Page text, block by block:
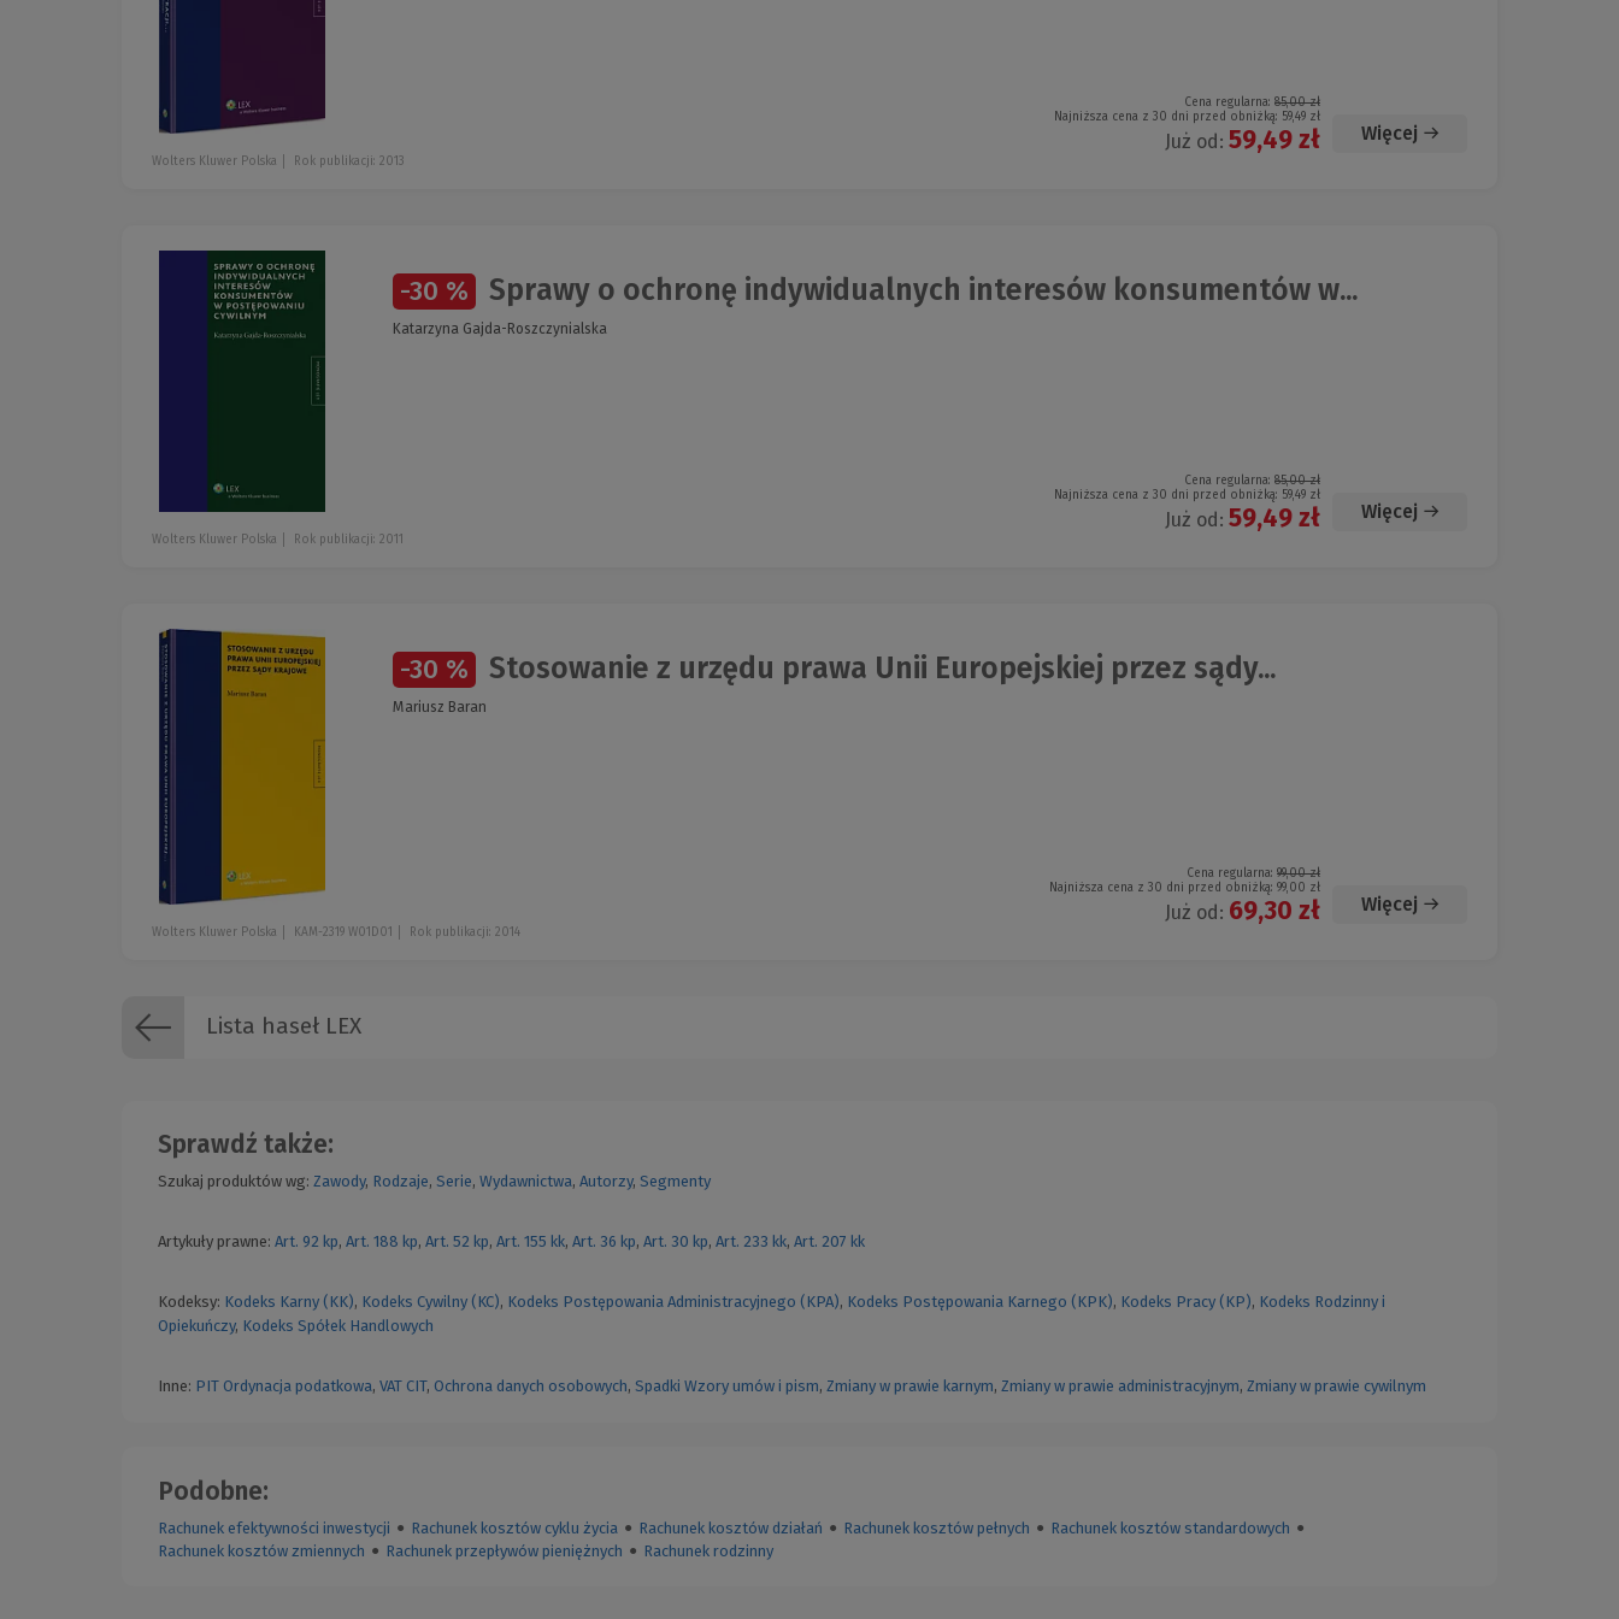
Cena regularna: 85,00 zł
Najniższa cena z 30 dni przed obniżką: 59,49 zł
Już od: 59,49 zł Więcej
Wolters Kluwer Polska Rok publikacji: 2013
-30 % Sprawy o ochronę indywidualnych interesów konsumentów w...
Katarzyna Gajda-Roszczynialska
Cena regularna: 85,00 zł
Najniższa cena z 30 dni przed obniżką: 59,49 zł
Już od: 59,49 zł Więcej
Wolters Kluwer Polska Rok publikacji: 2011
-30 % Stosowanie z urzędu prawa Unii Europejskiej przez sądy...
Mariusz Baran
Cena regularna: 99,00 zł
Najniższa cena z 30 dni przed obniżką: 99,00 zł
Już od: 69,30 zł Więcej
Wolters Kluwer Polska KAM-2319 W01D01 Rok publikacji: 2014
Lista haseł LEX
Sprawdź także:
Szukaj produktów wg: Zawody, Rodzaje, Serie, Wydawnictwa, Autorzy, Segmenty
Artykuły prawne: Art. 92 kp, Art. 188 kp, Art. 52 kp, Art. 155 kk, Art. 36 kp, Art. 30 kp, Art. 233 kk, Art. 207 kk
Kodeksy: Kodeks Karny (KK), Kodeks Cywilny (KC), Kodeks Postępowania Administracyjnego (KPA), Kodeks Postępowania Karnego (KPK), Kodeks Pracy (KP), Kodeks Rodzinny i
Opiekuńczy, Kodeks Spółek Handlowych
Inne: PIT Ordynacja podatkowa, VAT CIT, Ochrona danych osobowych, Spadki Wzory umów i pism, Zmiany w prawie karnym, Zmiany w prawie administracyjnym, Zmiany w prawie cywilnym
Podobne:
Rachunek efektywności inwestycji ● Rachunek kosztów cyklu życia ● Rachunek kosztów działań ● Rachunek kosztów pełnych ● Rachunek kosztów standardowych ●
Rachunek kosztów zmiennych ● Rachunek przepływów pieniężnych ● Rachunek rodzinny